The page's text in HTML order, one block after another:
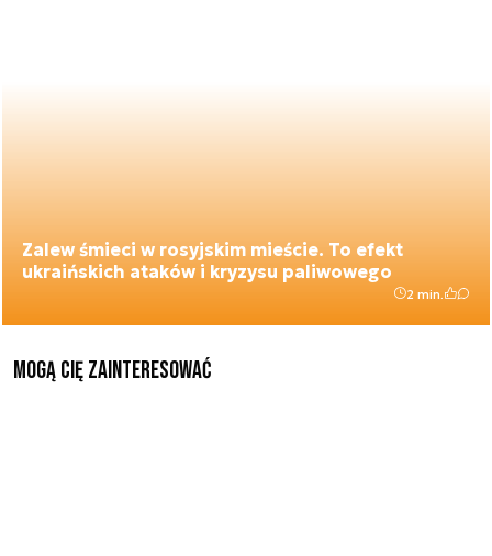
Zalew śmieci w rosyjskim mieście. To efekt
ukraińskich ataków i kryzysu paliwowego
2 min.
Mogą Cię zainteresować